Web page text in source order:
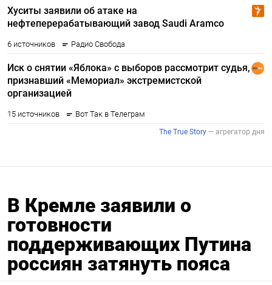
В Кремле заявили о
готовности
поддерживающих Путина
россиян затянуть пояса